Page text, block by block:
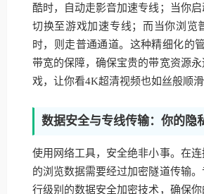
酷时，自动走影音加速专线；当你
切换至游戏加速专线；而当你浏览
时，则走普通通道。这种精细化的
带宽的保障，确保宝贵的带宽资源
戏，让你看4K超清视频也如丝般顺滑
数据安全与专线传输：你的隐
使用网络工具，安全绝非小事。在
的浏览数据需要经过加密隧道传输
行级别的数据安全加密技术，确保